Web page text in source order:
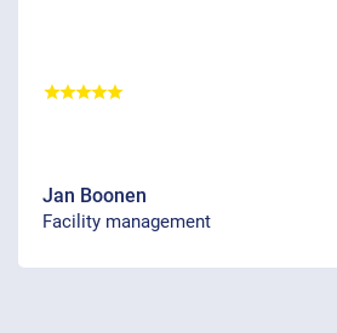
Jan Boonen
Facility management